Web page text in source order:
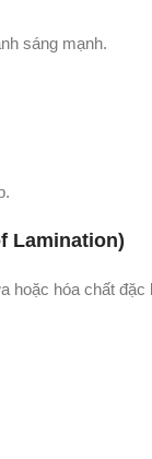
sáng mạnh.
Lamination)
hóa chất